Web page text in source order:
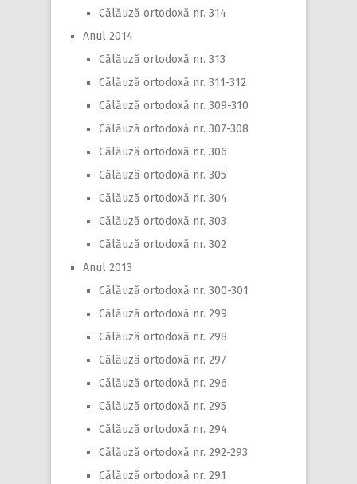
Călăuză ortodoxă nr. 314
Anul 2014
Călăuză ortodoxă nr. 313
Călăuză ortodoxă nr. 311-312
Călăuză ortodoxă nr. 309-310
Călăuză ortodoxă nr. 307-308
Călăuză ortodoxă nr. 306
Călăuză ortodoxă nr. 305
Călăuză ortodoxă nr. 304
Călăuză ortodoxă nr. 303
Călăuză ortodoxă nr. 302
Anul 2013
Călăuză ortodoxă nr. 300-301
Călăuză ortodoxă nr. 299
Călăuză ortodoxă nr. 298
Călăuză ortodoxă nr. 297
Călăuză ortodoxă nr. 296
Călăuză ortodoxă nr. 295
Călăuză ortodoxă nr. 294
Călăuză ortodoxă nr. 292-293
Călăuză ortodoxă nr. 291